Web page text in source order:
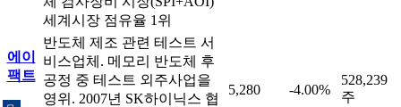
세계시장 점유율 1위
에이
팩트
반도체 제조 관련 테스트 서
비스업체. 메모리 반도체 후
공정 중 테스트 외주사업을
영위. 2007년 SK하이닉스 협
5,280 -4.00%
528,239
주